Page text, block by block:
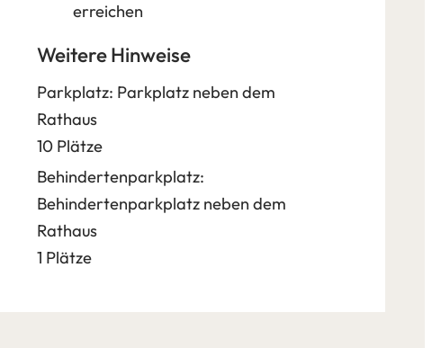
erreichen
Weitere Hinweise
Parkplatz: Parkplatz neben dem
Rathaus
10 Plätze
Behindertenparkplatz:
Behindertenparkplatz neben dem
Rathaus
1 Plätze